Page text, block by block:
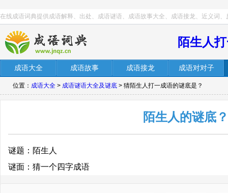
在线成语词典提供成语解释、出处、成语谜语、成语故事大全、成语接龙、近义词、
陌生人
成语大全 成语故事 成语接龙 成语对对子
位置： 成语大全 > 成语谜语大全及谜底 > 猜陌生人打一成语的谜底是？
陌生人的谜底？
谜题：陌生人
谜面：猜一个四字成语